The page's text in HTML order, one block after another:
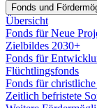
Fonds und
Übersicht
Fonds für Neue
Zielbildes 2030+
Fonds für
Flüchtlingsfonds
Fonds für
Zeitlich befristete